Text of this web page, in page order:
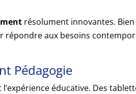
résolument innovantes.
répondre aux besoins
Pédagogie
éducative. Des